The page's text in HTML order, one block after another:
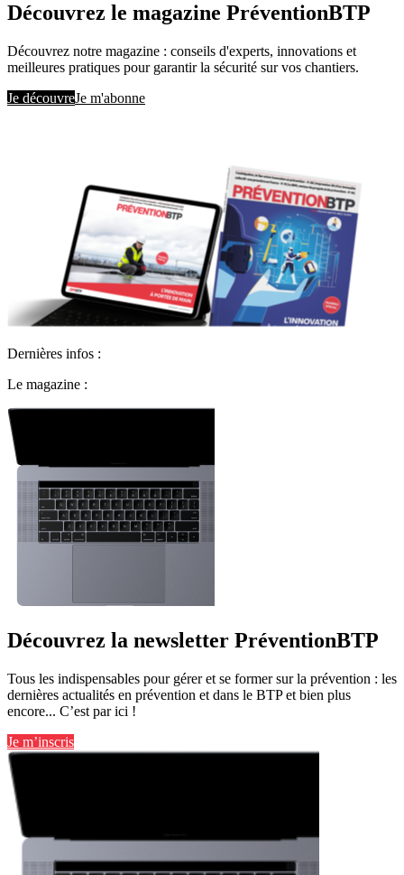
Découvrez le magazine PréventionBTP
Découvrez notre magazine : conseils d'experts, innovations et
meilleures pratiques pour garantir la sécurité sur vos chantiers.
Je découvreJe m'abonne
Dernières infos :
Le magazine :
Découvrez la newsletter PréventionBTP
Tous les indispensables pour gérer et se former sur la prévention : les
dernières actualités en prévention et dans le BTP et bien plus
encore... C’est par ici !
Je m’inscris